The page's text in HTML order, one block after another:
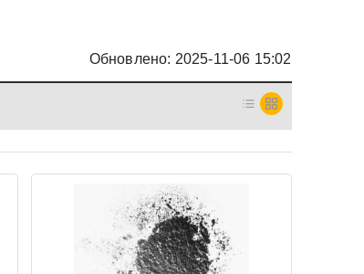
Обновлено: 2025-11-06 15:02